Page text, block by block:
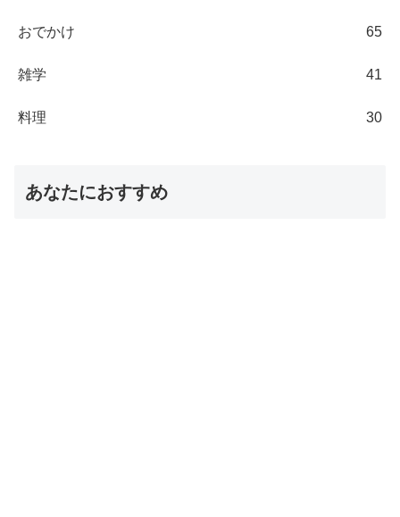
おでかけ 65
雑学 41
料理 30
あなたにおすすめ